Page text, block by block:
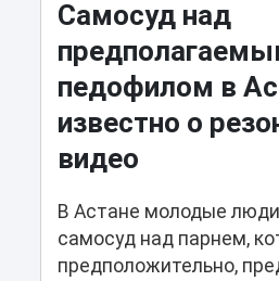
Самосуд над
педофилом в
известно о
видео
В Астане молодые
самосуд над парнем,
предположительно,